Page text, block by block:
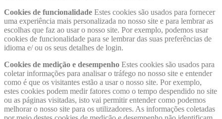
Cookies de funcionalidade Estes cookies são usados ​​para fornecer
uma experiência mais personalizada no nosso site e para lembrar as
escolhas que faz ao usar o nosso site. Por exemplo, podemos usar
cookies de funcionalidade para se lembrar das suas preferências de
idioma e/ ou os seus detalhes de login.
Cookies de medição e desempenho Estes cookies são usados ​​para
coletar informações para analisar o tráfego no nosso site e entender
como é que os visitantes estão a usar o nosso site. Por exemplo,
estes cookies podem medir fatores como o tempo despendido no site
ou as páginas visitadas, isto vai permitir entender como podemos
melhorar o nosso site para os utilizadores. As informações coletadas